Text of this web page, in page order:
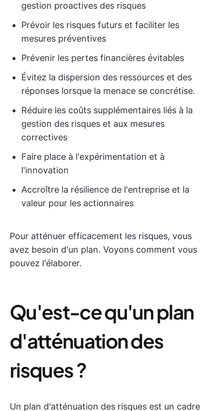
gestion proactives des risques
Prévoir les risques futurs et faciliter les
mesures préventives
Prévenir les pertes financières évitables
Évitez la dispersion des ressources et des
réponses lorsque la menace se concrétise.
Réduire les coûts supplémentaires liés à la
gestion des risques et aux mesures
correctives
Faire place à l'expérimentation et à
l'innovation
Accroître la résilience de l'entreprise et la
valeur pour les actionnaires
Pour atténuer efficacement les risques, vous
avez besoin d'un plan. Voyons comment vous
pouvez l'élaborer.
Qu'est-ce qu'un plan
d'atténuation des
risques ?
Un plan d'atténuation des risques est un cadre